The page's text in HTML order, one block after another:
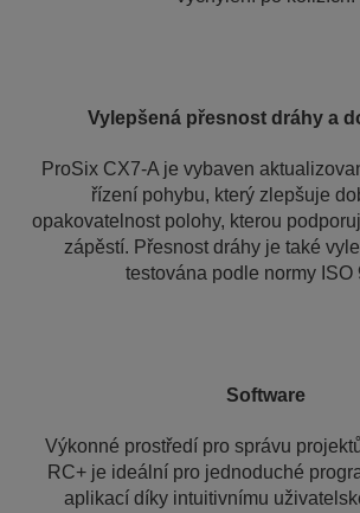
Vylepšená přesnost dráhy a
ProSix CX7-A je vybaven
řízení pohybu, který zlepšuje
opakovatelnost polohy, kterou
zápěstí. Přesnost dráhy je také
testována podle normy ISO
Software
Výkonné prostředí pro správu
RC+ je ideální pro jednoduché
aplikací díky intuitivnímu